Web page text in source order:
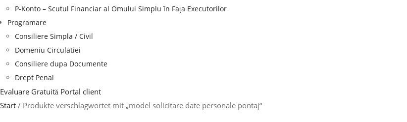
P-Konto – Scutul Financiar al Omului Simplu în Fața Executorilor
Programare
Consiliere Simpla / Civil
Domeniu Circulatiei
Consiliere dupa Documente
Drept Penal
Evaluare Gratuită Portal client
Start / Produkte verschlagwortet mit „model solicitare date personale pontaj“